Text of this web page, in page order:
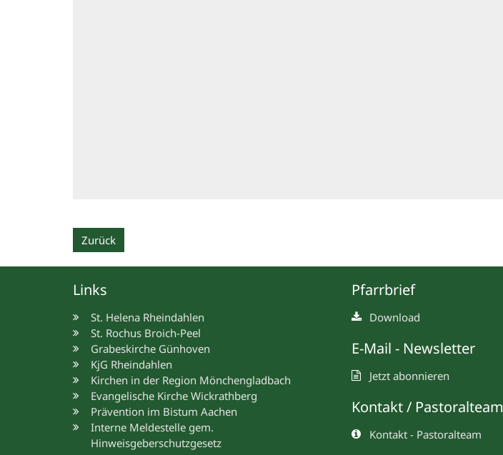
Zurück
Links
St. Helena Rheindahlen
St. Rochus Broich-Peel
Grabeskirche Günhoven
KjG Rheindahlen
Kirchen in der Region Mönchengladbach
Evangelische Kirche Wickrathberg
Prävention im Bistum Aachen
Interne Meldestelle gem.
Hinweisgeberschutzgesetz
Pfarrbrief
Download
E-Mail - Newsletter
Jetzt abonnieren
Kontakt / Pastoralteam
Kontakt - Pastoralteam